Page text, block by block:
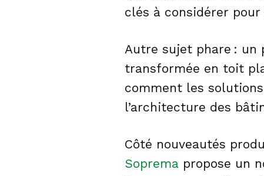
clés à considérer
Autre sujet phare : un
transformée en toit
comment les
l’architecture des
Côté nouveautés
Soprema propose un